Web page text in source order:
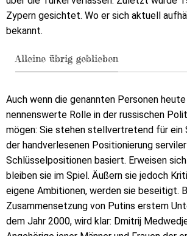
Zypern gesichtet. Wo er sich aktuell
bekannt.
Alleine übrig geblieben
Auch wenn die genannten Personen
nennenswerte Rolle in der russischen
mögen: Sie stehen stellvertretend für ein
der handverlesenen Positionierung
Schlüsselpositionen basiert. Erweisen
bleiben sie im Spiel. Äußern sie jedoch
eigene Ambitionen, werden sie beseitigt.
Zusammensetzung von Putins erstem
dem Jahr 2000, wird klar: Dmitrij